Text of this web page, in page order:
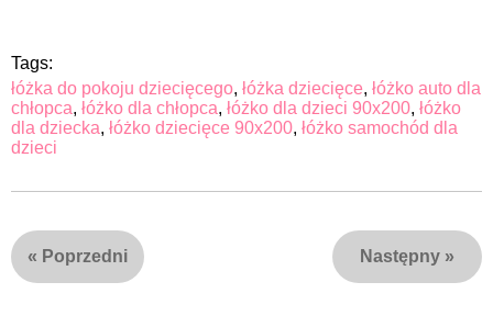
Tags:
łóżka do pokoju dziecięcego, łóżka dziecięce, łóżko auto dla
chłopca, łóżko dla chłopca, łóżko dla dzieci 90x200, łóżko
dla dziecka, łóżko dziecięce 90x200, łóżko samochód dla
dzieci
« Poprzedni Następny »